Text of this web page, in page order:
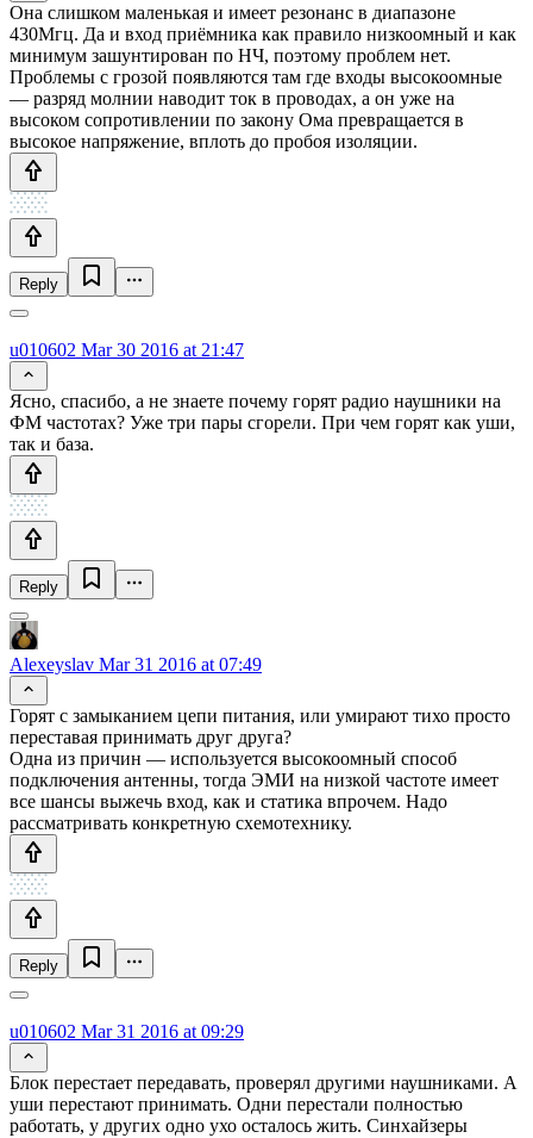
Она слишком маленькая и имеет резонанс в диапазоне
430Мгц. Да и вход приёмника как правило низкоомный и как
минимум зашунтирован по НЧ, поэтому проблем нет.
Проблемы с грозой появляются там где входы высокоомные
— разряд молнии наводит ток в проводах, а он уже на
высоком сопротивлении по закону Ома превращается в
высокое напряжение, вплоть до пробоя изоляции.
Reply
u010602 Mar 30 2016 at 21:47
Ясно, спасибо, а не знаете почему горят радио наушники на
ФМ частотах? Уже три пары сгорели. При чем горят как уши,
так и база.
Reply
Alexeyslav Mar 31 2016 at 07:49
Горят с замыканием цепи питания, или умирают тихо просто
переставая принимать друг друга?
Одна из причин — используется высокоомный способ
подключения антенны, тогда ЭМИ на низкой частоте имеет
все шансы выжечь вход, как и статика впрочем. Надо
рассматривать конкретную схемотехнику.
Reply
u010602 Mar 31 2016 at 09:29
Блок перестает передавать, проверял другими наушниками. А
уши перестают принимать. Одни перестали полностью
работать, у других одно ухо осталось жить. Синхайзеры